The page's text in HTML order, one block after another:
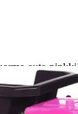
auto
30 cm.